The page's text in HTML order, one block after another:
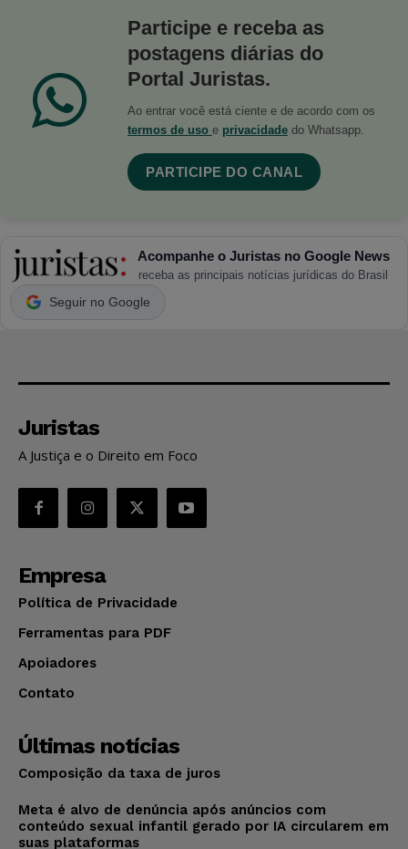
Participe e receba as
postagens diárias do
Portal Juristas.
Ao entrar você está ciente e de acordo com os
termos de uso e privacidade do Whatsapp.
PARTICIPE DO CANAL
Acompanhe o Juristas no Google News
receba as principais notícias jurídicas do Brasil
Seguir no Google
Juristas
A Justiça e o Direito em Foco
Empresa
Política de Privacidade
Ferramentas para PDF
Apoiadores
Contato
Últimas notícias
Composição da taxa de juros
Meta é alvo de denúncia após anúncios com
conteúdo sexual infantil gerado por IA circularem em
suas plataformas